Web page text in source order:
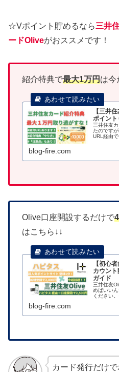
☆Vポイント貯めるなら三井
ードOliveがおススメです！
紹介特典で最大1万円は今
【三井
ポイン
三井住友
たのです
URL経由
ード紹介
blog-fire.com
Olive口座開設するだけで
はこちら↓↓
【初心
カウン
ガイド
三井住友
めばいい
ください
す。三井
blog-fire.com
カード発行だけ